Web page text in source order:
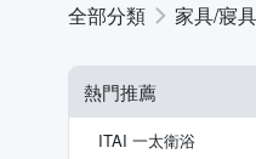
家具/寢
熱門推薦
ITAI 一太衛浴